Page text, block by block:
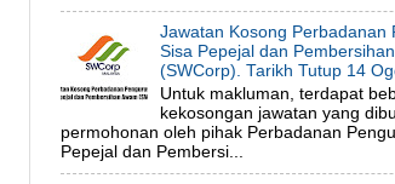
Jawatan Kosong Perbadanan
Sisa Pepejal dan
(SWCorp). Tarikh Tutup 14
Untuk makluman, terdapat
kekosongan jawatan yang
permohonan oleh pihak Perbadanan
Pepejal dan Pembersi...